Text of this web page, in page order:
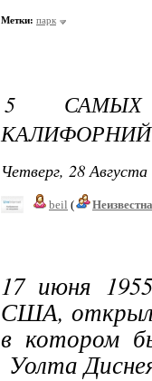
Метки: парк
5 САМЫХ
Четверг, 28
beil (
17 июня
США,
в котором
Уолта